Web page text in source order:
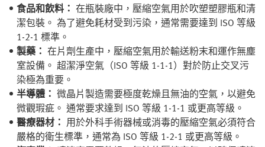
食品和飲料： 在瓶裝廠中，壓縮空氣用於吹塑塑膠瓶和清
潔包裝。 為了避免耗材受到污染，通常需要達到 ISO 等級
1-2-1 標準。
製藥： 在片劑生產中，壓縮空氣用於輸送粉末和運作無塵
室設備。 超潔淨空氣（ISO 等級 1-1-1）對於防止交叉污
染極為重要。
半導體： 微晶片製造需要極度乾燥且無油的空氣，以避免
微觀瑕疵。 通常要求達到 ISO 等級 1-1-1 或更高等級。
醫療器材： 用於外科手術器械或消毒的壓縮空氣必須符合
嚴格的衛生標準，通常為 ISO 等級 1-2-1 或更高等級。